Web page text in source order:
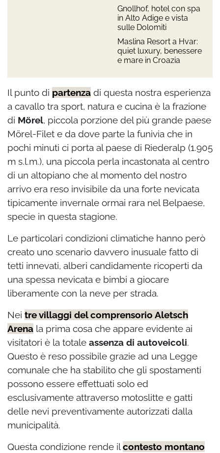
Gnollhof, hotel con spa
in Alto Adige e vista
sulle Dolomiti
Maslina Resort a Hvar:
quiet luxury, benessere
e mare in Croazia
Il punto di partenza di questa nostra esperienza
a cavallo tra sport, natura e cucina è la frazione
di Mörel, piccola porzione del più grande paese
Mörel-Filet e da dove parte la funivia che in
pochi minuti ci porta al paese di Riederalp (1.905
m s.l.m.), una piccola perla incastonata al centro
di un altopiano che al momento del nostro
arrivo era reso invisibile da una forte nevicata
tipicamente invernale ormai rara nel Belpaese,
specie in questa stagione.
Le particolari condizioni climatiche hanno però
creato uno scenario davvero inusuale fatto di
tetti innevati, alberi candidamente ricoperti da
una spessa nevicata e bimbi a giocare
liberamente con la neve per strada.
Nei tre villaggi del comprensorio Aletsch
Arena la prima cosa che appare evidente ai
visitatori è la totale assenza di autoveicoli.
Questo è reso possibile grazie ad una Legge
comunale che ha stabilito che gli spostamenti
possono essere effettuati solo ed
esclusivamente attraverso motoslitte e gatti
delle nevi preventivamente autorizzati dalla
municipalità.
Questa condizione rende ilcontesto montano